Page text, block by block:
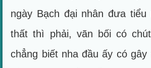
ngày Bạch đại nhân đưa
thất thì phải, vãn bối có
chẳng biết nha đầu ấy có gây